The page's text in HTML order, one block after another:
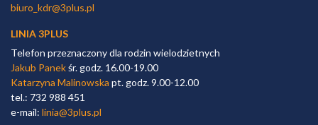
biuro_kdr@3plus.pl
LINIA 3PLUS
Telefon przeznaczony dla rodzin wielodzietnych
Jakub Panekśr. godz. 16.00-19.00
Katarzyna Malinowska pt. godz. 9.00-12.00
tel.: 732 988 451
e-mail: linia@3plus.pl